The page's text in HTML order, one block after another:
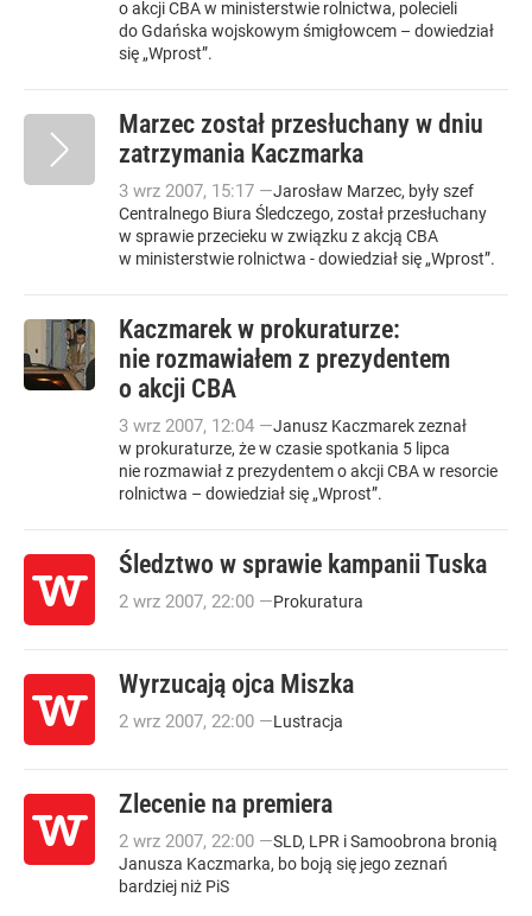
o akcji CBA w ministerstwie rolnictwa, polecieli
do Gdańska wojskowym śmigłowcem – dowiedział
się „Wprost”.
Marzec został przesłuchany w dniu
zatrzymania Kaczmarka
3 wrz 2007, 15:17 —Jarosław Marzec, były szef
Centralnego Biura Śledczego, został przesłuchany
w sprawie przecieku w związku z akcją CBA
w ministerstwie rolnictwa - dowiedział się „Wprost”.
Kaczmarek w prokuraturze:
nie rozmawiałem z prezydentem
o akcji CBA
3 wrz 2007, 12:04 —Janusz Kaczmarek zeznał
w prokuraturze, że w czasie spotkania 5 lipca
nie rozmawiał z prezydentem o akcji CBA w resorcie
rolnictwa – dowiedział się „Wprost”.
Śledztwo w sprawie kampanii Tuska
2 wrz 2007, 22:00 —Prokuratura
Wyrzucają ojca Miszka
2 wrz 2007, 22:00 —Lustracja
Zlecenie na premiera
2 wrz 2007, 22:00 —SLD, LPR i Samoobrona bronią
Janusza Kaczmarka, bo boją się jego zeznań
bardziej niż PiS